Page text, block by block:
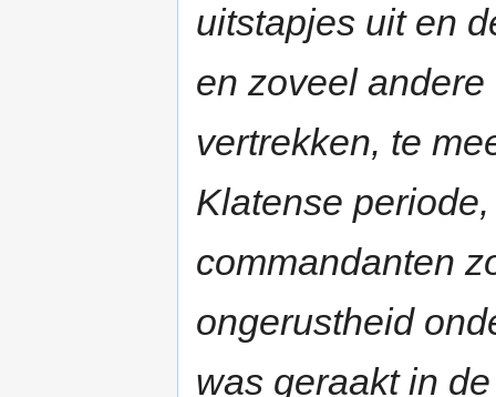
uitstapjes uit en
en zoveel
vertrekken, te
Klatense
commandanten
ongerustheid
was geraakt in